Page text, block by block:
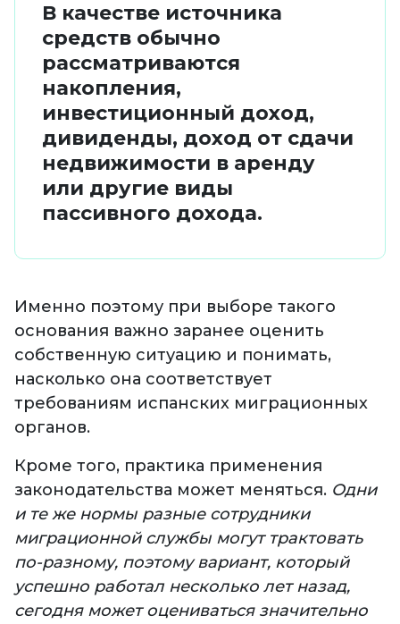
В качестве источника
средств обычно
рассматриваются
накопления,
инвестиционный доход,
дивиденды, доход от сдачи
недвижимости в аренду
или другие виды
пассивного дохода.
Именно поэтому при выборе такого
основания важно заранее оценить
собственную ситуацию и понимать,
насколько она соответствует
требованиям испанских миграционных
органов.
Кроме того, практика применения
законодательства может меняться. Одни
и те же нормы разные сотрудники
миграционной службы могут трактовать
по-разному, поэтому вариант, который
успешно работал несколько лет назад,
сегодня может оцениваться значительно